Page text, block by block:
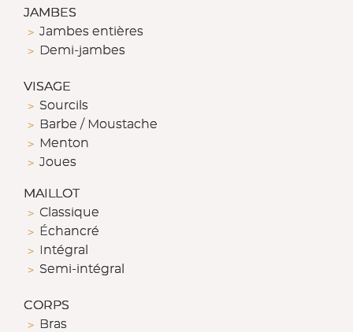
JAMBES
Jambes entières
Demi-jambes
VISAGE
Sourcils
Barbe / Moustache
Menton
Joues
MAILLOT
Classique
Échancré
Intégral
Semi-intégral
CORPS
Bras